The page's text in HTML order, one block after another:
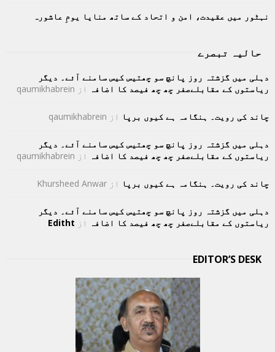
نہٹور میں عقیدت، امن و اتحاد کے ساتھ منایا یومِ عاشورہ
حالیہ تبصرے
دہلی میں گزشتہ روز پانچ سو چھتیس کیس سامنے آئے۔ دیگر
ریاستوں کے مقابلےصفر چھ چھ فیصد کا اضافہ
از qaumikhabrein
چاند کی رویت۔ ہنگامہ ہے کیوں برپا از qaumikhabrein
دہلی میں گزشتہ روز پانچ سو چھتیس کیس سامنے آئے۔ دیگر
ریاستوں کے مقابلےصفر چھ چھ فیصد کا اضافہ
از qaumikhabrein
چاند کی رویت۔ ہنگامہ ہے کیوں برپا از Khursheed Anwar
دہلی میں گزشتہ روز پانچ سو چھتیس کیس سامنے آئے۔ دیگر
ریاستوں کے مقابلےصفر چھ چھ فیصد کا اضافہ
از Editht
EDITOR’S DESK